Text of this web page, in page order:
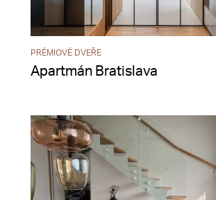
PRÉMIOVÉ DVEŘE
Apartmán Bratislava